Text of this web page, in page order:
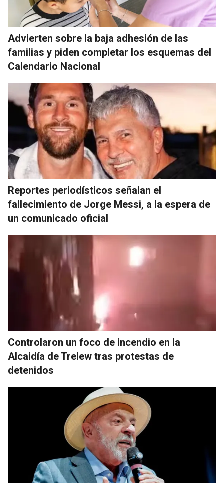
Advierten sobre la baja adhesión de las
familias y piden completar los esquemas del
Calendario Nacional
Reportes periodísticos señalan el
fallecimiento de Jorge Messi, a la espera de
un comunicado oficial
Controlaron un foco de incendio en la
Alcaidía de Trelew tras protestas de
detenidos